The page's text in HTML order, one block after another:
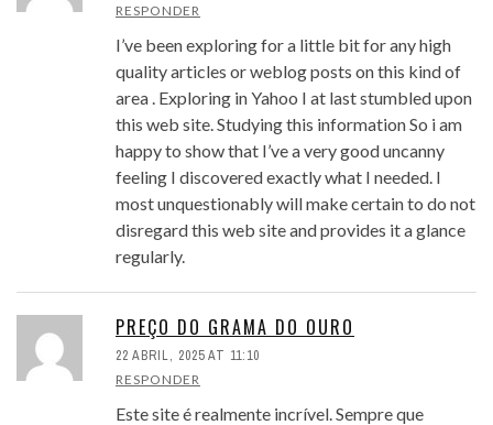
RESPONDER
I’ve been exploring for a little bit for any high
quality articles or weblog posts on this kind of
area . Exploring in Yahoo I at last stumbled upon
this web site. Studying this information So i am
happy to show that I’ve a very good uncanny
feeling I discovered exactly what I needed. I
most unquestionably will make certain to do not
disregard this web site and provides it a glance
regularly.
PREÇO DO GRAMA DO OURO
22 ABRIL, 2025 AT 11:10
RESPONDER
Este site é realmente incrível. Sempre que